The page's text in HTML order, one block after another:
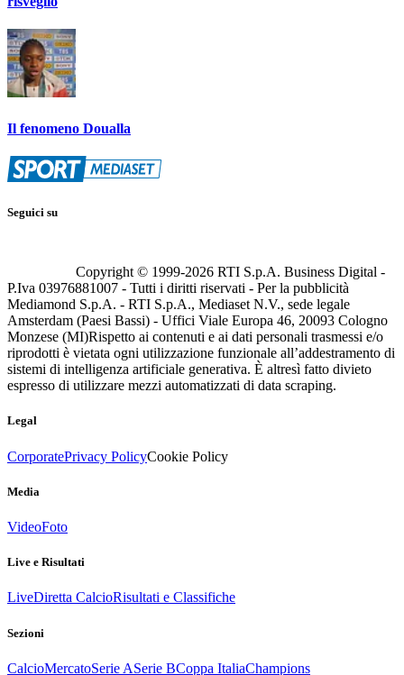
Il fenomeno Doualla
Seguici su
Copyright © 1999-2026 RTI S.p.A. Business Digital -
P.Iva 03976881007 - Tutti i diritti riservati - Per la pubblicità
Mediamond S.p.A. - RTI S.p.A., Mediaset N.V., sede legale
Amsterdam (Paesi Bassi) - Uffici Viale Europa 46, 20093 Cologno
Monzese (MI)Rispetto ai contenuti e ai dati personali trasmessi e/o
riprodotti è vietata ogni utilizzazione funzionale all’addestramento di
sistemi di intelligenza artificiale generativa. È altresì fatto divieto
espresso di utilizzare mezzi automatizzati di data scraping.
Legal
CorporatePrivacy PolicyCookie Policy
Media
VideoFoto
Live e Risultati
LiveDiretta CalcioRisultati e Classifiche
Sezioni
CalcioMercatoSerie ASerie BCoppa ItaliaChampions